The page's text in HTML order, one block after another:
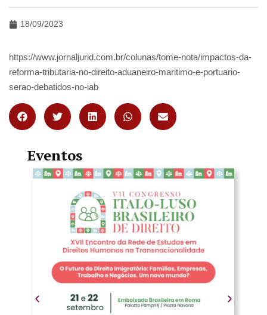
18/09/2023
https://www.jornaljurid.com.br/colunas/tome-nota/impactos-da-
reforma-tributaria-no-direito-aduaneiro-maritimo-e-portuario-
serao-debatidos-no-iab
Eventos